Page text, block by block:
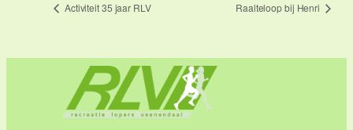
Activiteit 35 jaar RLV Raalteloop bij Henri